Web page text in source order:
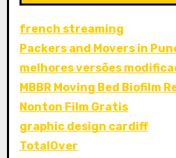
french streaming
Packers and Movers in
melhores versões
MBBR Moving Bed Biofilm
Nonton Film Gratis
graphic design cardiff
TotalOver